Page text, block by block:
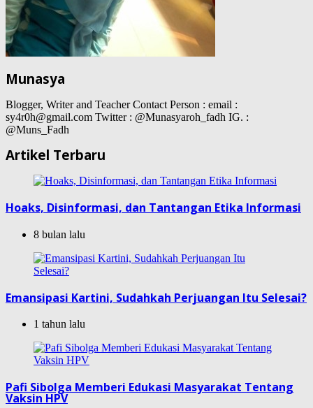
Munasya
Blogger, Writer and Teacher Contact Person : email :
sy4r0h@gmail.com Twitter : @Munasyaroh_fadh IG. :
@Muns_Fadh
Artikel Terbaru
Hoaks, Disinformasi, dan Tantangan Etika Informasi
8 bulan lalu
Emansipasi Kartini, Sudahkah Perjuangan Itu Selesai?
1 tahun lalu
Pafi Sibolga Memberi Edukasi Masyarakat Tentang
Vaksin HPV